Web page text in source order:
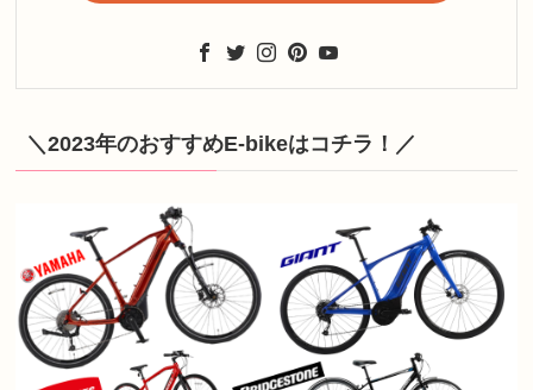
＼2023年のおすすめE-bikeはコチラ！／